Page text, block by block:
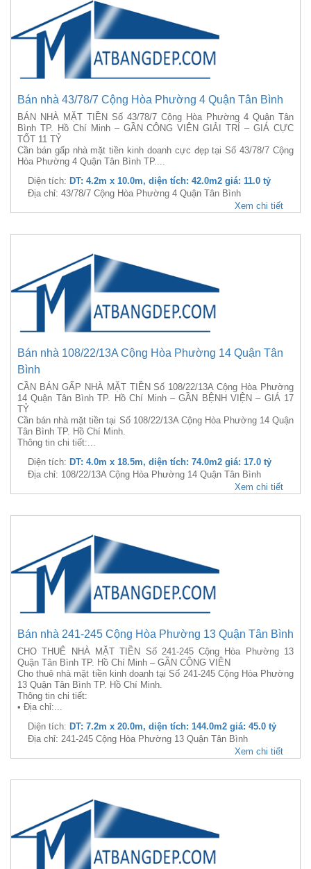
Bán nhà 43/78/7 Cộng Hòa Phường 4 Quận Tân Bình
BÁN NHÀ MẶT TIỀN Số 43/78/7 Cộng Hòa Phường 4 Quận Tân
Bình TP. Hồ Chí Minh – GẦN CÔNG VIÊN GIẢI TRÍ – GIÁ CỰC
TỐT 11 TỶ
Cần bán gấp nhà mặt tiền kinh doanh cực đẹp tại Số 43/78/7 Cộng
Hòa Phường 4 Quận Tân Bình TP....
Diện tích: DT: 4.2m x 10.0m, diện tích: 42.0m2 giá: 11.0 tỷ
Địa chỉ: 43/78/7 Cộng Hòa Phường 4 Quận Tân Bình
Xem chi tiết
Bán nhà 108/22/13A Cộng Hòa Phường 14 Quận Tân
Bình
CẦN BÁN GẤP NHÀ MẶT TIỀN Số 108/22/13A Cộng Hòa Phường
14 Quận Tân Bình TP. Hồ Chí Minh – GẦN BỆNH VIỆN – GIÁ 17
TỶ
Cần bán nhà mặt tiền tại Số 108/22/13A Cộng Hòa Phường 14 Quận
Tân Bình TP. Hồ Chí Minh.
Thông tin chi tiết:...
Diện tích: DT: 4.0m x 18.5m, diện tích: 74.0m2 giá: 17.0 tỷ
Địa chỉ: 108/22/13A Cộng Hòa Phường 14 Quận Tân Bình
Xem chi tiết
Bán nhà 241-245 Cộng Hòa Phường 13 Quận Tân Bình
CHO THUÊ NHÀ MẶT TIỀN Số 241-245 Cộng Hòa Phường 13
Quận Tân Bình TP. Hồ Chí Minh – GẦN CÔNG VIÊN
Cho thuê nhà mặt tiền kinh doanh tại Số 241-245 Cộng Hòa Phường
13 Quận Tân Bình TP. Hồ Chí Minh.
Thông tin chi tiết:
• Địa chỉ:...
Diện tích: DT: 7.2m x 20.0m, diện tích: 144.0m2 giá: 45.0 tỷ
Địa chỉ: 241-245 Cộng Hòa Phường 13 Quận Tân Bình
Xem chi tiết